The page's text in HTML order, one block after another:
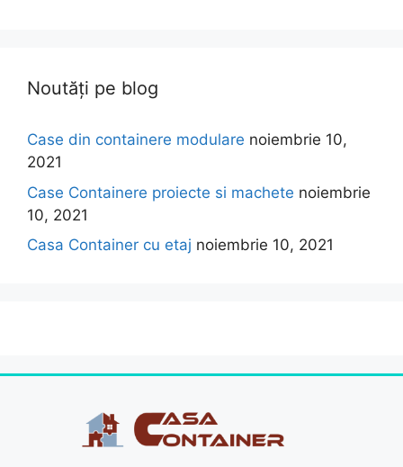
Noutăți pe blog
Case din containere modulare noiembrie 10,
2021
Case Containere proiecte si machete noiembrie
10, 2021
Casa Container cu etaj noiembrie 10, 2021